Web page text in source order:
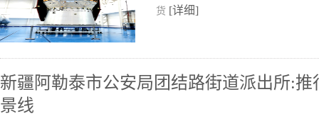
货 [详细]
新疆阿勒泰市公安局团结路街道派出所:推
景线